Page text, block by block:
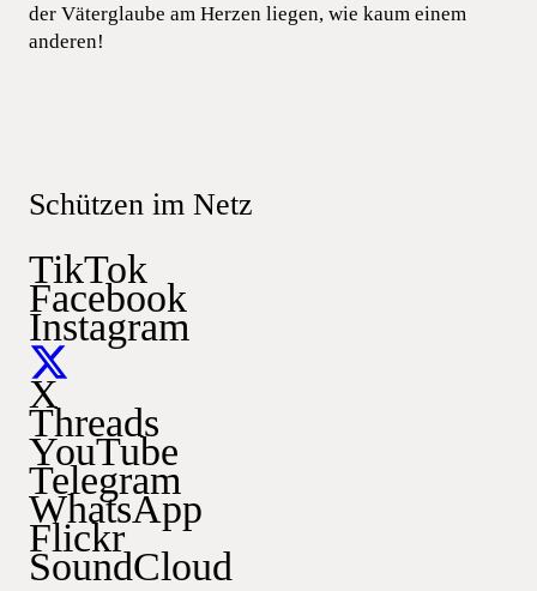
der Väterglaube am Herzen liegen, wie kaum einem
anderen!
Schützen im Netz
TikTok
Facebook
Instagram
X
Threads
YouTube
Telegram
WhatsApp
Flickr
SoundCloud